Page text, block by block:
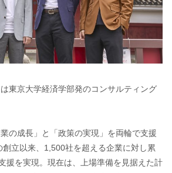
東京大学経済学部発のコンサルティング
の成長」と「政策の実現」を両輪で支援
創立以来、1,500社を超える企業に対し累
援を実現。現在は、上場準備を見据えた計